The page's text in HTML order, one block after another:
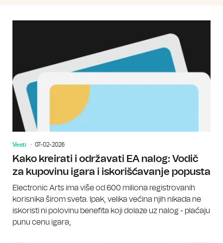
Vesti 07-02-2026
Kako kreirati i održavati EA nalog: Vodič
za kupovinu igara i iskorišćavanje popusta
Electronic Arts ima više od 600 miliona registrovanih
korisnika širom sveta. Ipak, velika većina njih nikada ne
iskoristi ni polovinu benefita koji dolaze uz nalog - plaćaju
punu cenu igara,